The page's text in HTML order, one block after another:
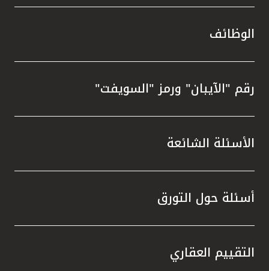
الوظائف
رقم "الآيبان" ورمز "السويفت"
الأسئلة الشائعة
أسئلة حول التورق
التقييم العقاري